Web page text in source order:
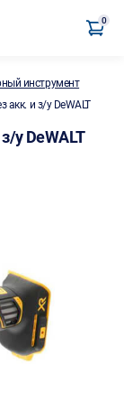
0
инструмент
акк. и з/у DeWALT
у DeWALT